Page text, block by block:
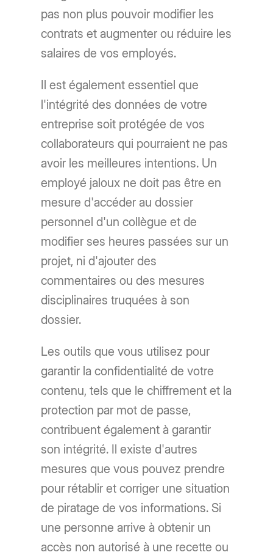
pas non plus pouvoir modifier les
contrats et augmenter ou réduire les
salaires de vos employés.
Il est également essentiel que
l'intégrité des données de votre
entreprise soit protégée de vos
collaborateurs qui pourraient ne pas
avoir les meilleures intentions. Un
employé jaloux ne doit pas être en
mesure d'accéder au dossier
personnel d'un collègue et de
modifier ses heures passées sur un
projet, ni d'ajouter des
commentaires ou des mesures
disciplinaires truquées à son
dossier.
Les outils que vous utilisez pour
garantir la confidentialité de votre
contenu, tels que le chiffrement et la
protection par mot de passe,
contribuent également à garantir
son intégrité. Il existe d'autres
mesures que vous pouvez prendre
pour rétablir et corriger une situation
de piratage de vos informations. Si
une personne arrive à obtenir un
accès non autorisé à une recette ou